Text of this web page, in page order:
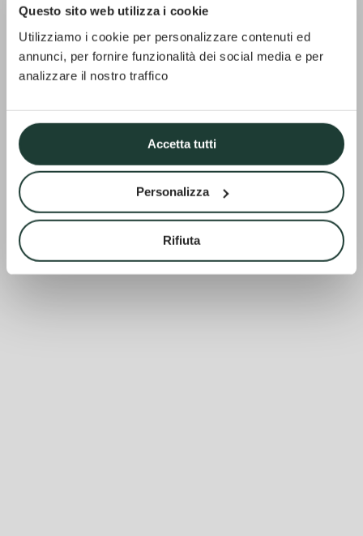
Questo sito web utilizza i cookie
Utilizziamo i cookie per personalizzare contenuti ed
annunci, per fornire funzionalità dei social media e per
analizzare il nostro traffico
Accetta tutti
Personalizza
Rifiuta